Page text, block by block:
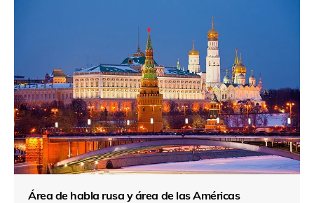
Área de habla rusa y área de las Américas